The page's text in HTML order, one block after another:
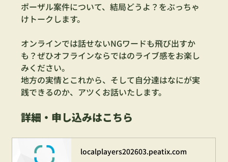
ポーザル案件について、結局どうよ？をぶっちゃ
けトークします。
オンラインでは話せないNGワードも飛び出すか
も？ぜひオフラインならではのライブ感をお楽し
みください。
地方の実情とこれから、そして自分達はなにが実
践できるのか、アツくお話いたします。
詳細・申し込みはこちら
localplayers202603.peatix.com